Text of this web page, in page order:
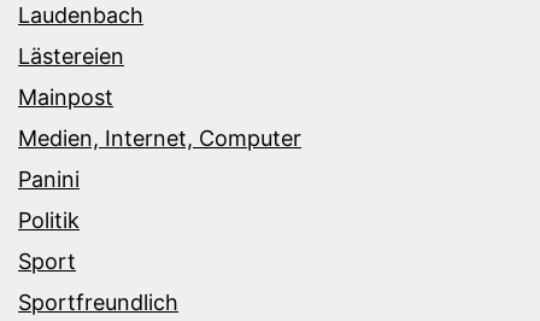
Laudenbach
Lästereien
Mainpost
Medien, Internet, Computer
Panini
Politik
Sport
Sportfreundlich